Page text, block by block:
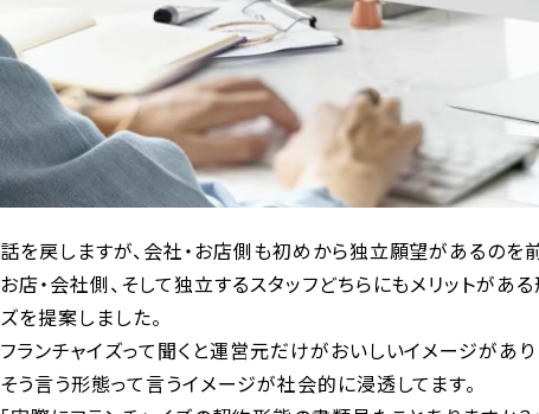
話を戻しますが、会社・お店側も初めから独立願望があるのを
お店・会社側、そして独立するスタッフどちらにもメリットがある
ズを提案しました。
フランチャイズって聞くと運営元だけがおいしいイメージがあり
そう言う形態って言うイメージが社会的に浸透してます。